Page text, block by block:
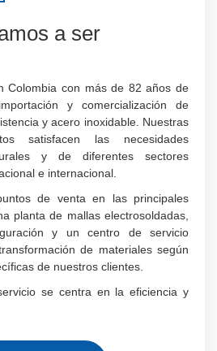
a ser
Colombia con más de 82 años de
y comercialización de
y acero inoxidable. Nuestras
satisfacen las necesidades
y de diferentes sectores
e internacional.
de venta en las principales
planta de mallas electrosoldadas,
y un centro de servicio
de materiales según
de nuestros clientes.
se centra en la eficiencia y